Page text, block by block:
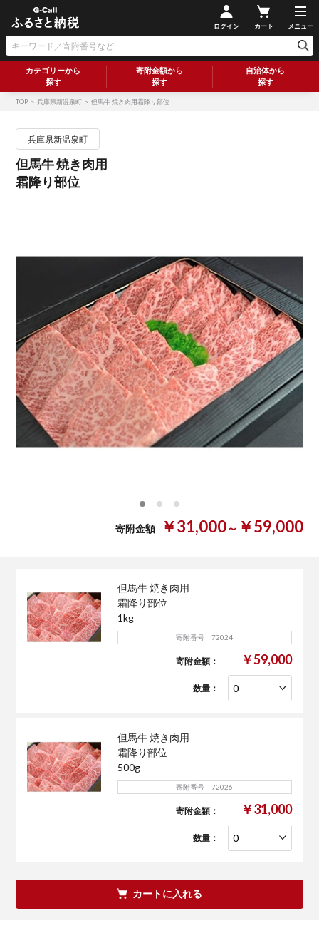
ログイン カート メニュー
カテゴリーから
探す
寄附金額から
探す
自治体から
探す
TOP ＞兵庫県新温泉町 ＞ 但馬牛 焼き肉用霜降り部位
兵庫県新温泉町
但馬牛 焼き肉用
霜降り部位
寄附金額 ￥31,000～ ￥59,000
但馬牛 焼き肉用
霜降り部位
1kg
寄附番号 72024
寄附金額： ￥59,000
数量：
但馬牛 焼き肉用
霜降り部位
500g
寄附番号 72026
寄附金額： ￥31,000
数量：
カートに入れる